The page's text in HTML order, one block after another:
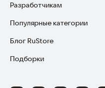
Установка RuStore на TV
Установка RuStore на
Установка RuStore в машину
Помощь пользователям
Разработчикам
Зарабатывать с RuStore
Стать разработчиком
Доступ к RuStore Консоль
Популярные категории
Игры для Android
Приложения банков
Блог RuStore
Обзоры игр для Android 2025
Подборки